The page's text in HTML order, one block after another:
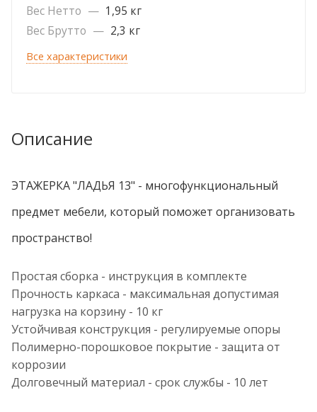
Вес Нетто — 1,95 кг
Вес Брутто — 2,3 кг
Все характеристики
Описание
ЭТАЖЕРКА "ЛАДЬЯ 13" - многофункциональный
предмет мебели, который поможет организовать
пространство!
Простая сборка - инструкция в комплекте
Прочность каркаса - максимальная допустимая
нагрузка на корзину - 10 кг
Устойчивая конструкция - регулируемые опоры
Полимерно-порошковое покрытие - защита от
коррозии
Долговечный материал - срок службы - 10 лет